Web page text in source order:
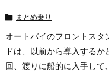
 まとめ乗り
オートバイのフロントスタ
ドは、以前から導入する
回、渡りに船的に入手して